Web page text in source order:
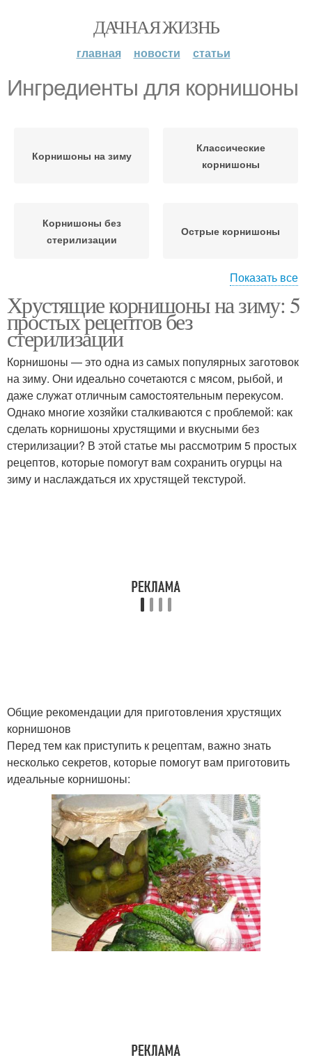
ДАЧНАЯ ЖИЗНЬ
главная новости статьи
Ингредиенты для корнишоны
Корнишоны на зиму
Классические
корнишоны
Корнишоны без
стерилизации
Острые корнишоны
Корнишоны с чесноком Корнишоны с горчицей
Корнишоны с лимонной
кислотой
Корнишоны с медом
Корнишоны при
консервации
Корнишоны в кетчупе
Показать все
Хрустящие корнишоны на зиму: 5
простых рецептов без
стерилизации
Корнишоны — это одна из самых популярных заготовок
на зиму. Они идеально сочетаются с мясом, рыбой, и
даже служат отличным самостоятельным перекусом.
Однако многие хозяйки сталкиваются с проблемой: как
сделать корнишоны хрустящими и вкусными без
стерилизации? В этой статье мы рассмотрим 5 простых
рецептов, которые помогут вам сохранить огурцы на
зиму и наслаждаться их хрустящей текстурой.
Общие рекомендации для приготовления хрустящих
корнишонов
Перед тем как приступить к рецептам, важно знать
несколько секретов, которые помогут вам приготовить
идеальные корнишоны: